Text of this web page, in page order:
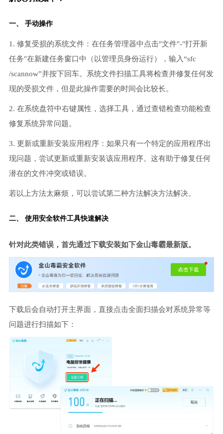
一、 手动操作
1. 修复受损的系统文件：在任务管理器中点击"文件"-"打开新
任务"在新建任务窗口中（以管理员身份运行），输入“sfc
/scannow”并按下回车。系统文件扫描工具将检查并修复任何发
现的受损文件，但是此操作需要的时间会比较长。
2. 在系统盘符中右键属性，选择工具，通过查错检查功能检查
修复系统异常问题。
3. 更新或重新安装应用程序：如果只有一个特定的应用程序出
现问题，尝试更新或重新安装该应用程序。这有助于修复任何
潜在的文件冲突或错误。
若以上方法太麻烦，可以尝试第二种方法解决方法解决。
二、 使用安全软件工具快速解决
针对此类错误，首先通过下载安装如下金山毒霸最新版。
下载后会自动打开主界面，直接点击全面扫描会对系统异常等
问题进行扫描如下：